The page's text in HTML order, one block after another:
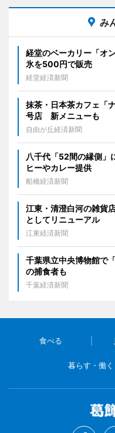
み
経堂のベーカリー「オ
氷を500円で販売
経堂経済新聞
抹茶・日本茶カフェ「
号店 新メニューも
自由が丘経済新聞
八千代「52間の縁側
ヒーやカレー提供
船橋経済新聞
江東・清澄白河の雑貨
としてリニューアル
江東経済新聞
千葉県立中央博物館で
の捕食者も
千葉経済新聞
食べる
暮らす・働く